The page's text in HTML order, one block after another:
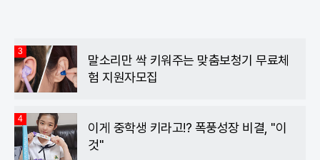
3
말소리만 싹 키워주는 맞춤보청기 무료체
험 지원자모집
4
이게 중학생 키라고!? 폭풍성장 비결, "이
것"